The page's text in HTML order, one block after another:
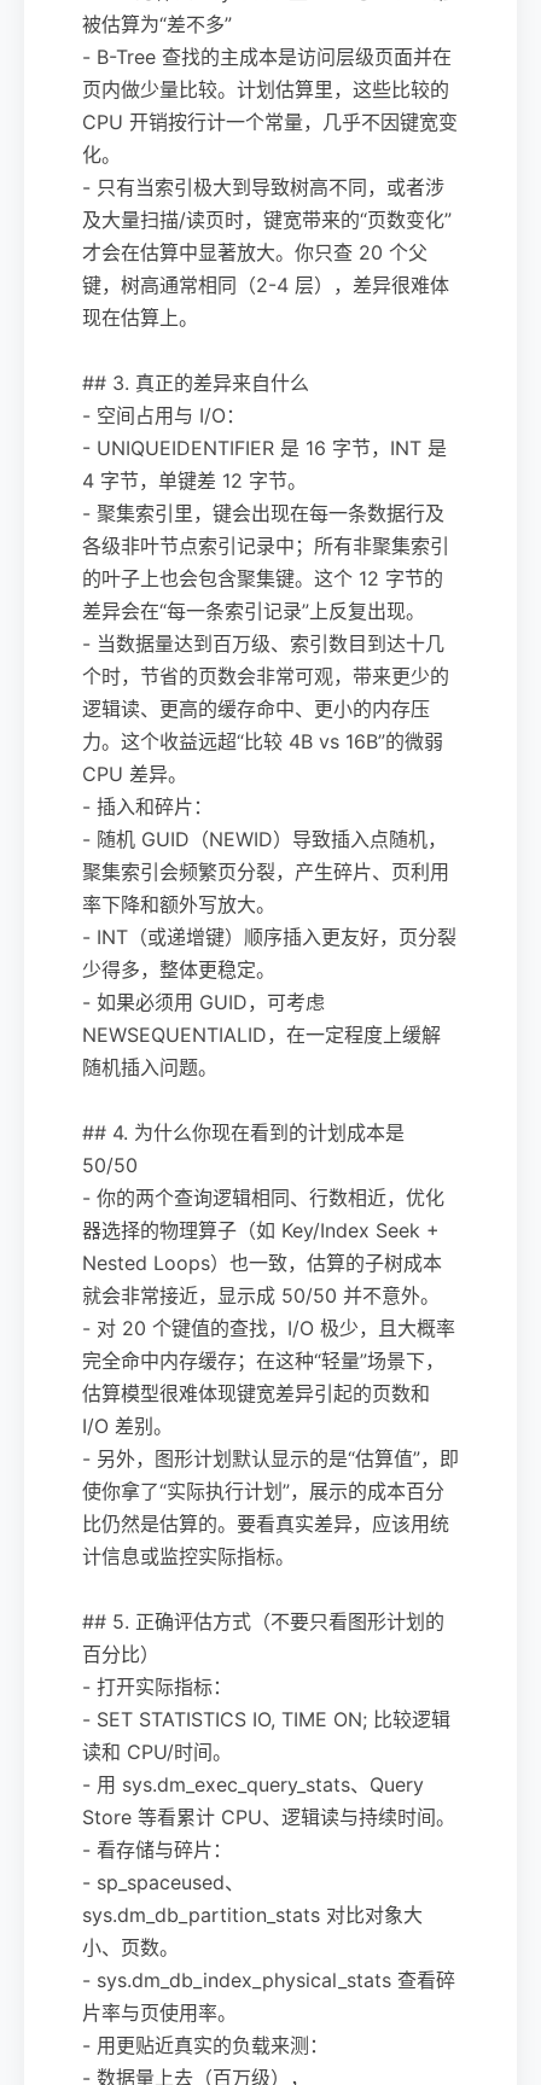
被估算为“差不多”
- B-Tree 查找的主成本是访问层级页面并在
页内做少量比较。计划估算里，这些比较的
CPU 开销按行计一个常量，几乎不因键宽变
化。
- 只有当索引极大到导致树高不同，或者涉
及大量扫描/读页时，键宽带来的“页数变化”
才会在估算中显著放大。你只查 20 个父
键，树高通常相同（2-4 层），差异很难体
现在估算上。
## 3. 真正的差异来自什么
- 空间占用与 I/O：
- UNIQUEIDENTIFIER 是 16 字节，INT 是
4 字节，单键差 12 字节。
- 聚集索引里，键会出现在每一条数据行及
各级非叶节点索引记录中；所有非聚集索引
的叶子上也会包含聚集键。这个 12 字节的
差异会在“每一条索引记录”上反复出现。
- 当数据量达到百万级、索引数目到达十几
个时，节省的页数会非常可观，带来更少的
逻辑读、更高的缓存命中、更小的内存压
力。这个收益远超“比较 4B vs 16B”的微弱
CPU 差异。
- 插入和碎片：
- 随机 GUID（NEWID）导致插入点随机，
聚集索引会频繁页分裂，产生碎片、页利用
率下降和额外写放大。
- INT（或递增键）顺序插入更友好，页分裂
少得多，整体更稳定。
- 如果必须用 GUID，可考虑
NEWSEQUENTIALID，在一定程度上缓解
随机插入问题。
## 4. 为什么你现在看到的计划成本是
50/50
- 你的两个查询逻辑相同、行数相近，优化
器选择的物理算子（如 Key/Index Seek +
Nested Loops）也一致，估算的子树成本
就会非常接近，显示成 50/50 并不意外。
- 对 20 个键值的查找，I/O 极少，且大概率
完全命中内存缓存；在这种“轻量”场景下，
估算模型很难体现键宽差异引起的页数和
I/O 差别。
- 另外，图形计划默认显示的是“估算值”，即
使你拿了“实际执行计划”，展示的成本百分
比仍然是估算的。要看真实差异，应该用统
计信息或监控实际指标。
## 5. 正确评估方式（不要只看图形计划的
百分比）
- 打开实际指标：
- SET STATISTICS IO, TIME ON; 比较逻辑
读和 CPU/时间。
- 用 sys.dm_exec_query_stats、Query
Store 等看累计 CPU、逻辑读与持续时间。
- 看存储与碎片：
- sp_spaceused、
sys.dm_db_partition_stats 对比对象大
小、页数。
- sys.dm_db_index_physical_stats 查看碎
片率与页使用率。
- 用更贴近真实的负载来测：
- 数据量上去（百万级），